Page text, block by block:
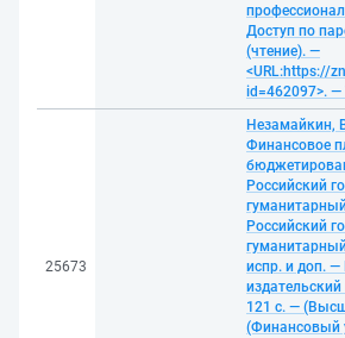
Доступ по
(чтение). —
<URL:https://
id=462097>. —
25673
Незамайкин,
Финансовое
Российский
Российский
испр. и доп.
121 с. —
(Финансовый